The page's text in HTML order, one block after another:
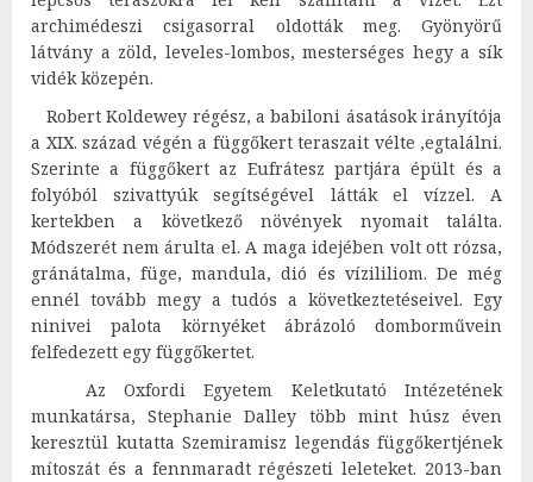
archimédeszi csigasorral oldották meg. Gyönyörű
látvány a zöld, leveles-lombos, mesterséges hegy a sík
vidék közepén.
Robert Koldewey régész, a babiloni ásatások irányítója
a XIX. század végén a függőkert teraszait vélte ,egtalálni.
Szerinte a függőkert az Eufrátesz partjára épült és a
folyóból szivattyúk segítségével látták el vízzel. A
kertekben a következő növények nyomait találta.
Módszerét nem árulta el. A maga idejében volt ott rózsa,
gránátalma,füge,mandula,dió és vízililiom. De még
ennél tovább megy a tudós a következtetéseivel. Egy
ninivei palota környéket ábrázoló domborművein
felfedezett egy függőkertet.
Az Oxfordi Egyetem Keletkutató Intézetének
munkatársa, Stephanie Dalley több mint húsz éven
keresztül kutatta Szemiramisz legendás függőkertjének
mítoszát és a fennmaradt régészeti leleteket. 2013-ban